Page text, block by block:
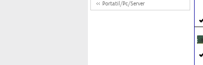
Portatil/Pc/Server